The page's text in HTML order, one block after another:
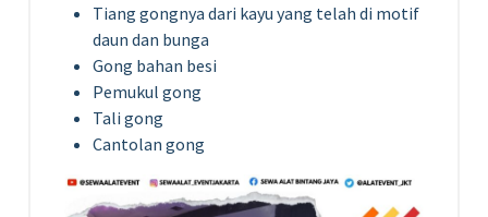
Tiang gongnya dari kayu yang telah di motif
daun dan bunga
Gong bahan besi
Pemukul gong
Tali gong
Cantolan gong